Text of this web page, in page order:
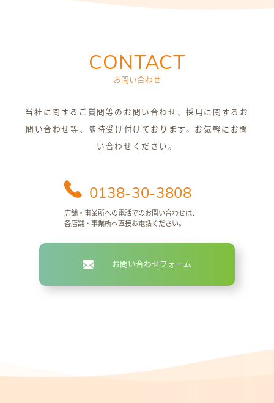
CONTACT
お問い合わせ
当社に関するご質問等のお問い合わせ、採用に関するお
問い合わせ等、随時受け付けております。お気軽にお問
い合わせください。
0138-30-3808
店舗・事業所への電話でのお問い合わせは、
各店舗・事業所へ直接お電話ください。
お問い合わせフォーム